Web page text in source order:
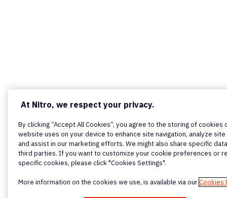
At Nitro, we respect your privacy.
By clicking “Accept All Cookies”, you agree to the storing of cookies
website uses on your device to enhance site navigation, analyze site
and assist in our marketing efforts. We might also share specific
third parties. If you want to customize your cookie preferences or
specific cookies, please click "Cookies Settings".
More information on the cookies we use, is available via ourCookies